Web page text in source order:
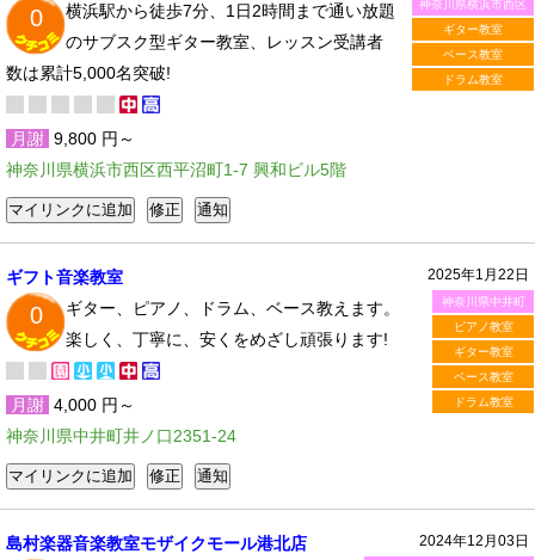
神奈川県横浜市西区
ギター教室
ベース教室
ドラム教室
0
横浜駅から徒歩7分、1日2時間まで通い放題
のサブスク型ギター教室、レッスン受講者
数は累計5,000名突破!
月謝 9,800 円～
神奈川県横浜市西区西平沼町1-7 興和ビル5階
2025年1月22日
神奈川県中井町
ピアノ教室
ギター教室
ベース教室
ドラム教室
ギフト音楽教室
0
ギター、ピアノ、ドラム、ベース教えます。
楽しく、丁寧に、安くをめざし頑張ります!
月謝 4,000 円～
神奈川県中井町井ノ口2351-24
2024年12月03日
島村楽器音楽教室モザイクモール港北店